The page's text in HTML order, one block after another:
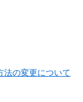
法の変更について